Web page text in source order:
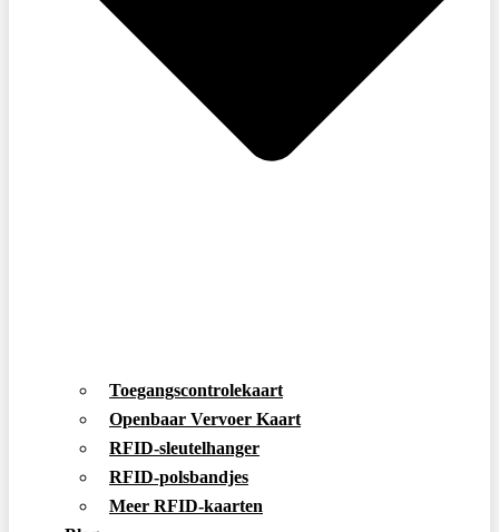
Toegangscontrolekaart
Openbaar Vervoer Kaart
RFID-sleutelhanger
RFID-polsbandjes
Meer RFID-kaarten